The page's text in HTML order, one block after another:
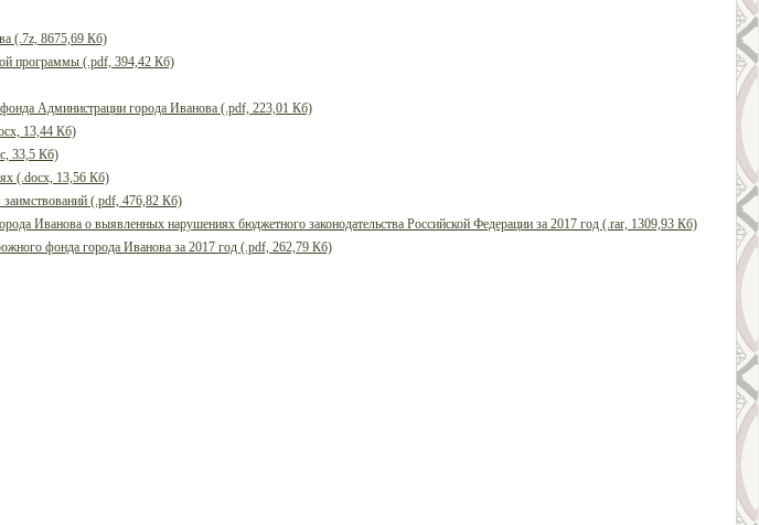
(.7z, 8675,69 Кб)
программы (.pdf, 394,42 Кб)
Администрации города Иванова (.pdf, 223,01 Кб)
13,44 Кб)
33,5 Кб)
(.docx, 13,56 Кб)
заимствований (.pdf, 476,82 Кб)
Иванова о выявленных нарушениях бюджетного законодательства Российской Федерации за 2017 год (.rar, 1309,93 Кб)
фонда города Иванова за 2017 год (.pdf, 262,79 Кб)